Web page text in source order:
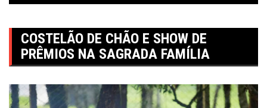
COSTELÃO DE CHÃO E SHOW DE
PRÊMIOS NA SAGRADA FAMÍLIA